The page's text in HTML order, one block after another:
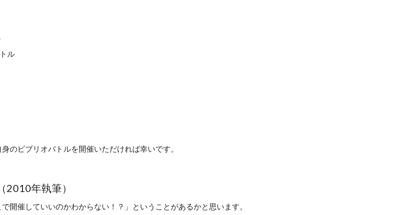
ル
のビブリオバトルを開催いただければ幸いです。
2010年執筆）
開催していいのかわからない！？」ということがあるかと思います。